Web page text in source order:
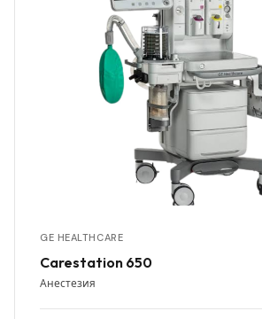
GE HEALTHCARE
Carestation 650
Анестезия